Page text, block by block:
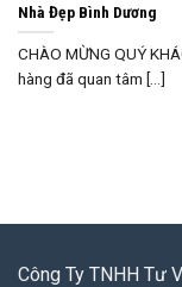
Nhà Đẹp Bình Dương
CHÀO MỪNG QUÝ
hàng đã quan tâm [...]
Công Ty TNHH Tư